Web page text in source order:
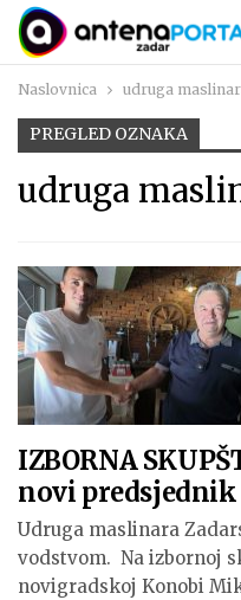
Naslovnica udruga
PREGLED OZNAKA
udruga
IZBORNA
novi
Udruga maslinara
vodstvom. Na izbornoj
novigradskoj Konobi